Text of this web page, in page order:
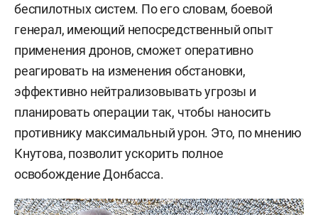
беспилотных систем. По его словам, боевой
генерал, имеющий непосредственный опыт
применения дронов, сможет оперативно
реагировать на изменения обстановки,
эффективно нейтрализовывать угрозы и
планировать операции так, чтобы наносить
противнику максимальный урон. Это, по мнению
Кнутова, позволит ускорить полное
освобождение Донбасса.